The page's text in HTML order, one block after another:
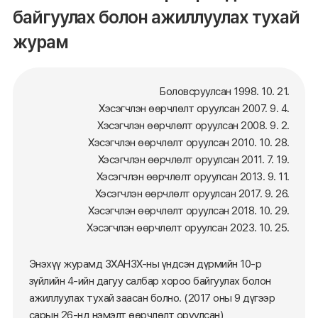
байгуулах болон ажиллуулах тухай
журам
Боловсруулсан 1998. 10. 21.
Хэсэгчлэн өөрчлөлт оруулсан 2007. 9. 4.
Хэсэгчлэн өөрчлөлт оруулсан 2008. 9. 2.
Хэсэгчлэн өөрчлөлт оруулсан 2010. 10. 28.
Хэсэгчлэн өөрчлөлт оруулсан 2011. 7. 19.
Хэсэгчлэн өөрчлөлт оруулсан 2013. 9. 11.
Хэсэгчлэн өөрчлөлт оруулсан 2017. 9. 26.
Хэсэгчлэн өөрчлөлт оруулсан 2018. 10. 29.
Хэсэгчлэн өөрчлөлт оруулсан 2023. 10. 25.
Энэхүү журамд ЗХАНЗХ-ны үндсэн дүрмийн 10-р
зүйлийн 4-ийн дагуу салбар хороо байгуулах болон
ажиллуулах тухай заасан болно. (2017 оны 9 дүгээр
сарын 26-нд нэмэлт өөрчлөлт оруулсан)